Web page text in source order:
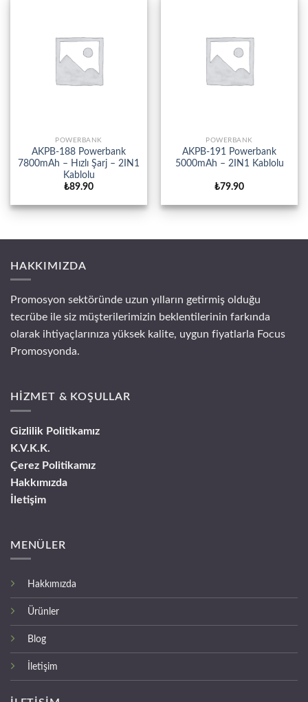
POWERBANK
AKPB-188 Powerbank
7800mAh – Hızlı Şarj – 2IN1
Kablolu
₺89.90
POWERBANK
AKPB-191 Powerbank
5000mAh – 2IN1 Kablolu
₺79.90
HAKKIMIZDA
Promosyon sektöründe uzun yılların getirmiş olduğu
tecrübe ile siz müşterilerimizin beklentilerinin farkında
olarak ihtiyaçlarınıza yüksek kalite, uygun fiyatlarla Focus
Promosyonda.
HİZMET & KOŞULLAR
Gizlilik Politikamız
K.V.K.K.
Çerez Politikamız
Hakkımızda
İletişim
MENÜLER
Hakkımızda
Ürünler
Blog
İletişim